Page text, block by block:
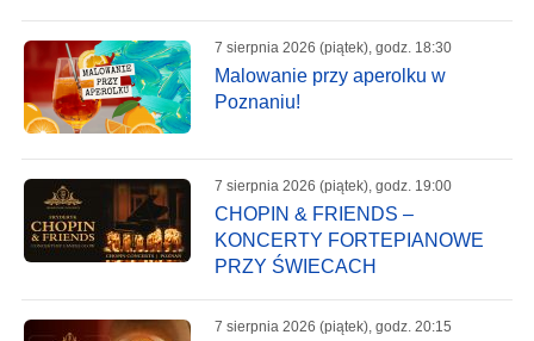
7 sierpnia 2026 (piątek), godz. 18:30
Malowanie przy aperolku w
Poznaniu!
7 sierpnia 2026 (piątek), godz. 19:00
CHOPIN & FRIENDS –
KONCERTY FORTEPIANOWE
PRZY ŚWIECACH
7 sierpnia 2026 (piątek), godz. 20:15